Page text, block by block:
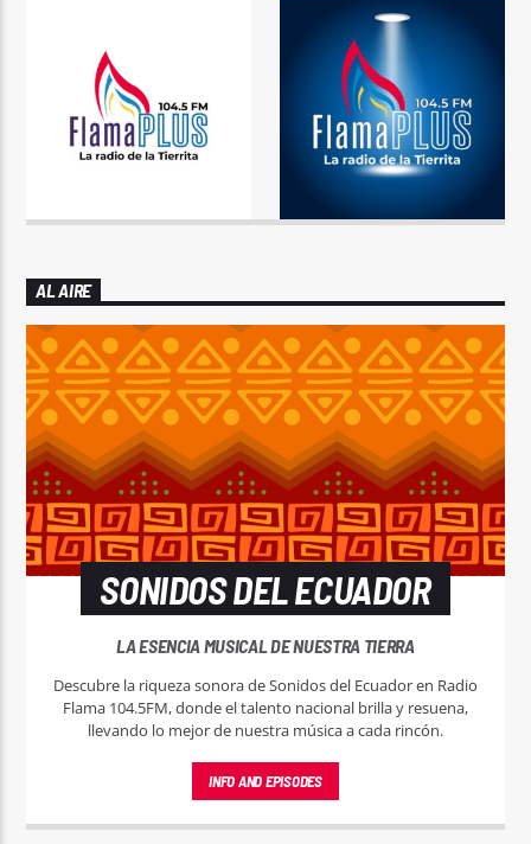
AL AIRE
SONIDOS DEL ECUADOR
LA ESENCIA MUSICAL DE NUESTRA TIERRA
Descubre la riqueza sonora de Sonidos del Ecuador en Radio
Flama 104.5FM, donde el talento nacional brilla y resuena,
llevando lo mejor de nuestra música a cada rincón.
INFO AND EPISODES